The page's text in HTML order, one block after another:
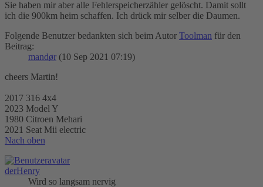
Sie haben mir aber alle Fehlerspeicherzähler gelöscht. Damit sollt
ich die 900km heim schaffen. Ich drück mir selber die Daumen.
Folgende Benutzer bedankten sich beim Autor Toolman für den
Beitrag:
mandør (10 Sep 2021 07:19)
cheers Martin!
2017 316 4x4
2023 Model Y
1980 Citroen Mehari
2021 Seat Mii electric
Nach oben
derHenry
Wird so langsam nervig